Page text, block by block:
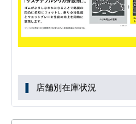
店舗別在庫状況